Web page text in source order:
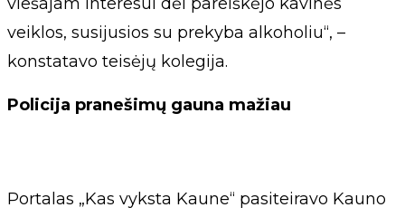
veiklos, susijusios su prekyba alkoholiu“, –
konstatavo teisėjų kolegija.
Policija pranešimų gauna mažiau
Portalas „Kas vyksta Kaune“ pasiteiravo Kauno